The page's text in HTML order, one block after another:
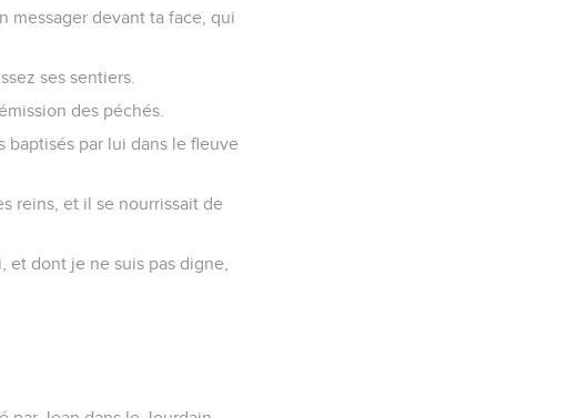
messager devant ta face, qui
ses sentiers.
des péchés.
baptisés par lui dans le fleuve
reins, et il se nourrissait de
et dont je ne suis pas digne,